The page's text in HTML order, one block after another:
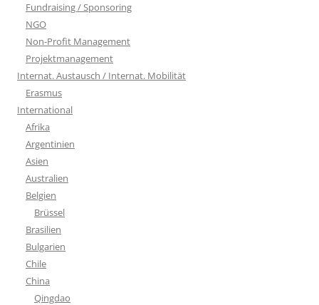
Fundraising / Sponsoring
NGO
Non-Profit Management
Projektmanagement
Internat. Austausch / Internat. Mobilität
Erasmus
International
Afrika
Argentinien
Asien
Australien
Belgien
Brüssel
Brasilien
Bulgarien
Chile
China
Qingdao